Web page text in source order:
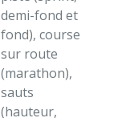
demi-fond et
fond), course
sur route
(marathon),
sauts
(hauteur,